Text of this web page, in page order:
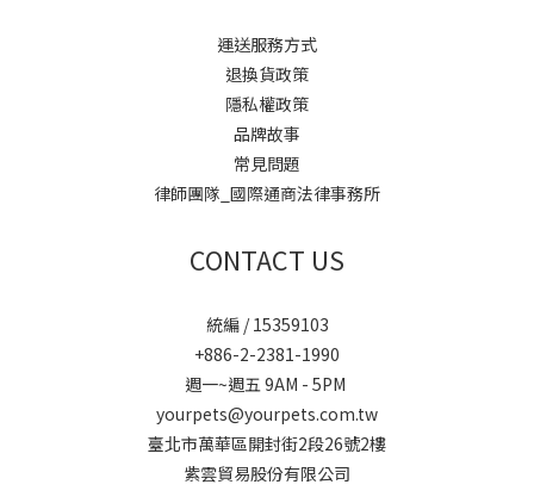
運送服務方式
退換貨政策
隱私權政策
品牌故事
常見問題
律師團隊_國際通商法律事務所
CONTACT US
統編 / 15359103
+886-2-2381-1990
週一~週五 9AM - 5PM
yourpets@yourpets.com.tw
臺北市萬華區開封街2段26號2樓
紫雲貿易股份有限公司